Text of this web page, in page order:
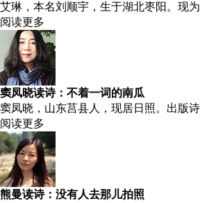
艾琳，本名刘顺宇，生于湖北枣阳。现
阅读更多
窦凤晓读诗：不着一词的南瓜
窦凤晓，山东莒县人，现居日照。出版
阅读更多
熊曼读诗：没有人去那儿拍照